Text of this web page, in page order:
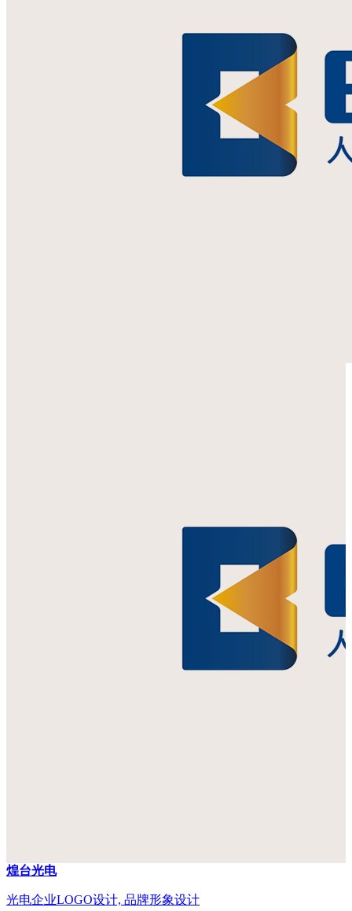
煌台光电
光电企业LOGO设计, 品牌形象设计